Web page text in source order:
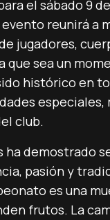
el sábado 9
reunirá a
jugadores,
que sea un
histórico en
especiales,
club.
demostrado
pasión y
es una
frutos. La